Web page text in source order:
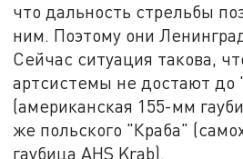
что дальность стрельбы
ним. Поэтому они
Сейчас ситуация такова,
артсистемы не достают до
(американская 155-мм
же польского "Краба"
гаубица AHS Krab).